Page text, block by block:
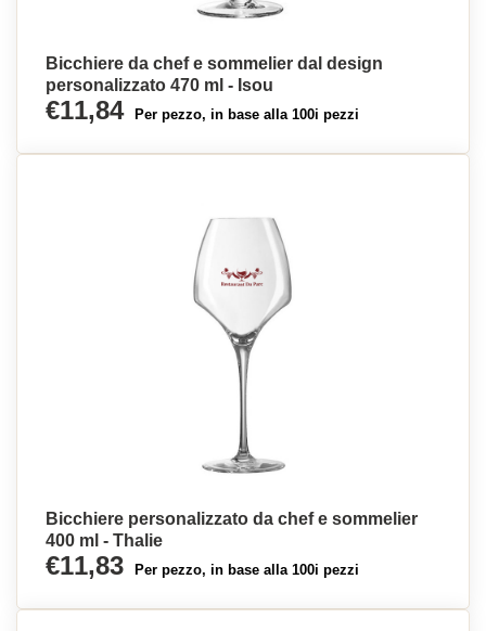
Bicchiere da chef e sommelier dal design
personalizzato 470 ml - Isou
€11,84 Per pezzo, in base alla 100i pezzi
Bicchiere personalizzato da chef e sommelier
400 ml - Thalie
€11,83 Per pezzo, in base alla 100i pezzi